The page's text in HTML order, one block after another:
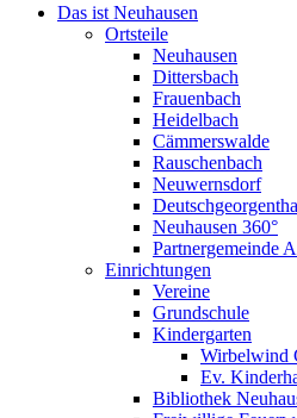
Das ist Neuhausen
Ortsteile
Neuhausen
Dittersbach
Frauenbach
Heidelbach
Cämmerswalde
Rauschenbach
Neuwernsdorf
Neuhausen 360°
Partnergemeinde
Einrichtungen
Vereine
Grundschule
Kindergarten
Wirbelwind
Ev.
Bibliothek